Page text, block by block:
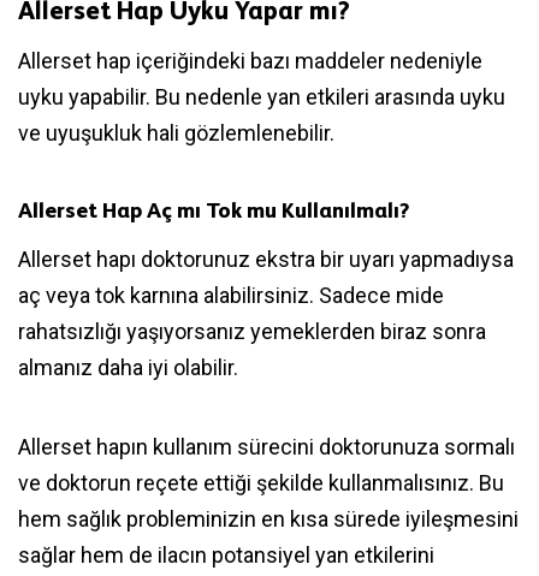
Allerset Hap Uyku Yapar mı?
Allerset hap içeriğindeki bazı maddeler nedeniyle
uyku yapabilir. Bu nedenle yan etkileri arasında uyku
ve uyuşukluk hali gözlemlenebilir.
Allerset Hap Aç mı Tok mu Kullanılmalı?
Allerset hapı doktorunuz ekstra bir uyarı yapmadıysa
aç veya tok karnına alabilirsiniz. Sadece mide
rahatsızlığı yaşıyorsanız yemeklerden biraz sonra
almanız daha iyi olabilir.
Allerset hapın kullanım sürecini doktorunuza sormalı
ve doktorun reçete ettiği şekilde kullanmalısınız. Bu
hem sağlık probleminizin en kısa sürede iyileşmesini
sağlar hem de ilacın potansiyel yan etkilerini